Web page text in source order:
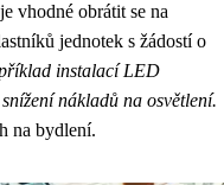
vhodné obrátit se na
jednotek s žádostí o
instalací LED
nákladů na osvětlení.
na bydlení.